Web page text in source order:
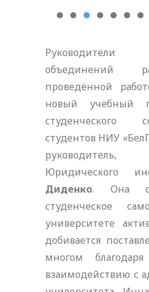
Руководители
объединений
проведённой
новый учебный
студенческого
студентов НИУ
Юридического
Диденко. Она
студенческое
университете
добивается
многом
взаимодействию с